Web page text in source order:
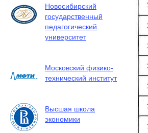
Новосибирский
государственный
педагогический
университет
Московский физико-
технический институт
Высшая школа
экономики